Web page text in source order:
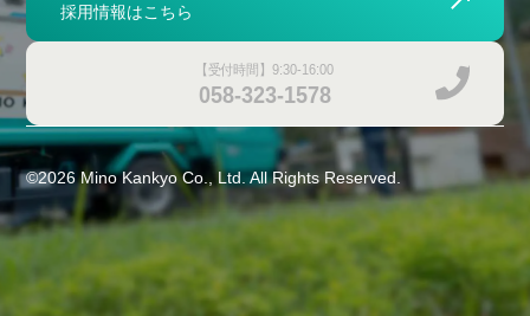
採用情報はこちら
【受付時間】9:30-16:00
058-323-1578
©2026Mino Kankyo Co., Ltd. All Rights Reserved.